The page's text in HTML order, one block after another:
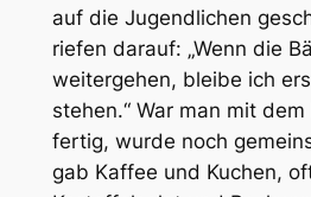
auf die Jugendlichen
riefen darauf: „Wenn die
weitergehen, bleibe ich
stehen.“ War man mit
fertig, wurde noch
gab Kaffee und Kuchen,